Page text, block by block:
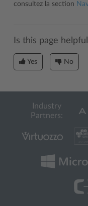
consultez la section
Is this page
Yes No
Industry
Partners: